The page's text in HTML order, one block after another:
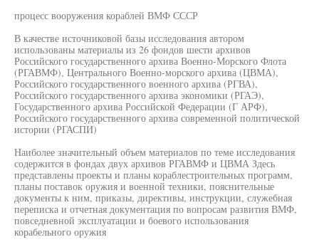
процесс вооружения кораблей ВМФ СССР
В качестве источниковой базы исследования автором
использованы материалы из 26 фондов шести архивов
Российского государственного архива Военно-Морского Флота
(РГАВМФ), Центрального Военно-морского архива (ЦВМА),
Российского государственного военного архива (РГВА),
Российского государственного архива экономики (РГАЭ),
Государственного архива Российской Федерации (Г АРФ),
Российского государственного архива современной политической
истории (РГАСПИ)
Наиболее значительный объем материалов по теме исследования
содержится в фондах двух архивов РГАВМФ и ЦВМА Здесь
представлены проекты и планы кораблестроительных программ,
планы поставок оружия и военной техники, пояснительные
документы к ним, приказы, директивы, инструкции, служебная
переписка и отчетная документация по вопросам развития ВМФ,
повседневной эксплуатации и боевого использования
корабельного оружия